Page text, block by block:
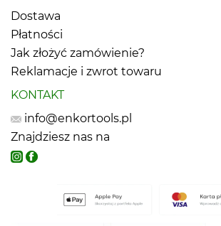
Dostawa
Płatności
Jak złożyć zamówienie?
Reklamacje i zwrot towaru
KONTAKT
info@enkortools.pl
Znajdziesz nas na